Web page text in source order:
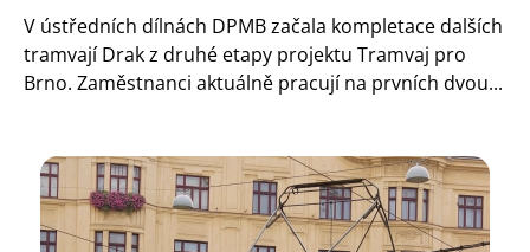
V ústředních dílnách DPMB začala kompletace dalších
tramvají Drak z druhé etapy projektu Tramvaj pro
Brno. Zaměstnanci aktuálně pracují na prvních dvou...